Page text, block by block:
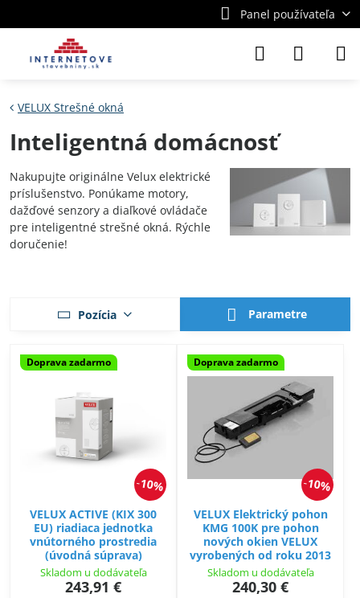
Panel používateľa
VELUX Strešné okná
Inteligentná domácnosť
Nakupujte originálne Velux elektrické
príslušenstvo. Ponúkame motory,
dažďové senzory a diaľkové ovládače
pre inteligentné strešné okná. Rýchle
doručenie!
Pozícia Parametre
10%
Doprava zadarmo
VELUX ACTIVE (KIX 300
EU) riadiaca jednotka
vnútorného prostredia
(úvodná súprava)
Skladom u dodávateľa
243,91 €
10%
Doprava zadarmo
VELUX Elektrický pohon
KMG 100K pre pohon
nových okien VELUX
vyrobených od roku 2013
Skladom u dodávateľa
240,30 €